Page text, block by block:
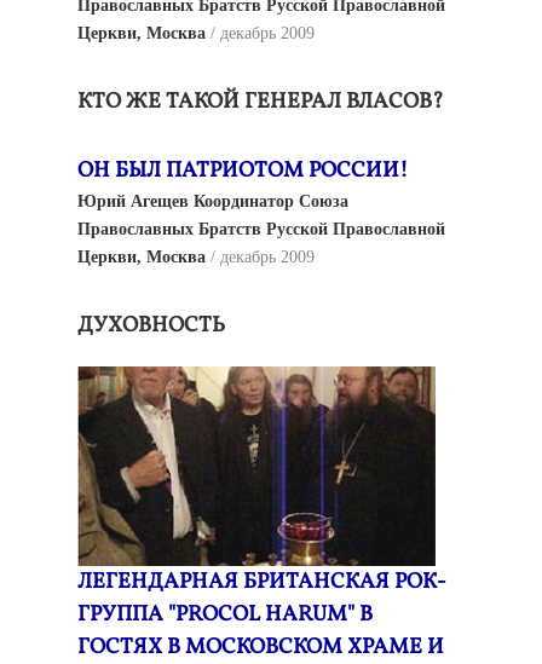
Православных Братств Русской Православной
Церкви, Москва
декабрь 2009
КТО ЖЕ ТАКОЙ ГЕНЕРАЛ ВЛАСОВ?
ОН БЫЛ ПАТРИОТОМ РОССИИ!
Юрий Агещев Координатор Союза
Православных Братств Русской Православной
Церкви, Москва
декабрь 2009
ДУХОВНОСТЬ
ЛЕГЕНДАРНАЯ БРИТАНСКАЯ РОК-
ГРУППА "PROCOL HARUM" В
ГОСТЯХ В МОСКОВСКОМ ХРАМЕ И